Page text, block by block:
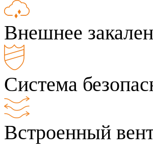
Внешнее
Система
Встроенный